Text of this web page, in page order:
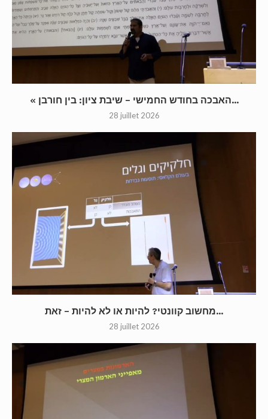
« האבכה בחודש החמישי – שיבת ציון: בין חורבן...
28 juillet 2026
מחשוב קוונטי? להיות או לא להיות – זאת...
28 juillet 2026